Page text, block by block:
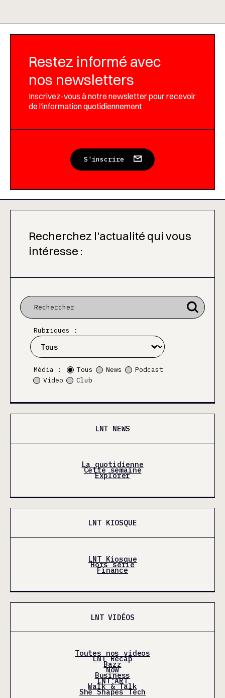
Restez informé avec
nos newsletters
Inscrivez-vous à notre newsletter pour recevoir
de l’information quotidiennement
S'inscrire
Recherchez l'actualité qui vous
intéresse :
Rubriques :
Média : Tous News
Podcast
Video
Club
LNT NEWS
La quotidienne
Cette semaine
Explorer
LNT KIOSQUE
LNT Kiosque
Hors série
Finance
LNT VIDÉOS
Toutes nos videos
LNT Récap
Bazz
Now
Business
LNT'ART
Walk & Talk
She Shapes Tech